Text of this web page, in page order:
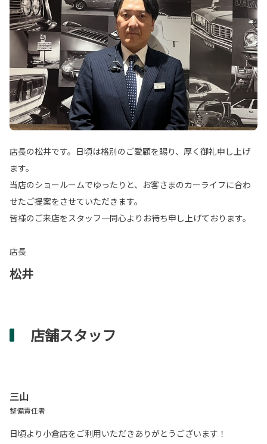
店長の松井です。日頃は格別のご愛顧を賜り、厚く御礼申し上げ
ます。
当店のショールームでゆったりと、お客さまのカーライフに合わ
せたご提案をさせていただきます。
皆様のご来店をスタッフ一同心よりお待ち申し上げております。
店長
松井
店舗スタッフ
三山
整備責任者
日頃より小倉店をご利用いただきありがとうございます！